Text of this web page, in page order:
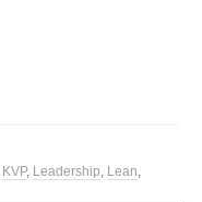
KVP, Leadership, Lean,